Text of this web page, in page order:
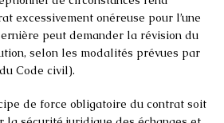
excessivement onéreuse pour l’une
peut demander la révision du
selon les modalités prévues par
Code civil).
de force obligatoire du contrat soit